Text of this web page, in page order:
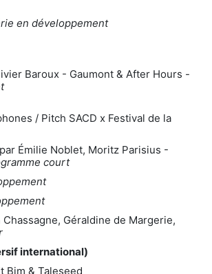
en développement
Baroux - Gaumont & After Hours -
/ Pitch SACD x Festival de la
Émilie Noblet, Moritz Parisius -
court
Géraldine de Margerie,
international)
Bim & Taleseed